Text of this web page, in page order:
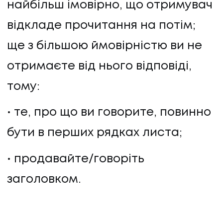
найбільш імовірно, що отримувач
відкладе прочитання на потім;
ще з більшою ймовірністю ви не
отримаєте від нього відповіді,
тому:
те, про що ви говорите, повинно
бути в перших рядках листа;
продавайте/говоріть
заголовком.